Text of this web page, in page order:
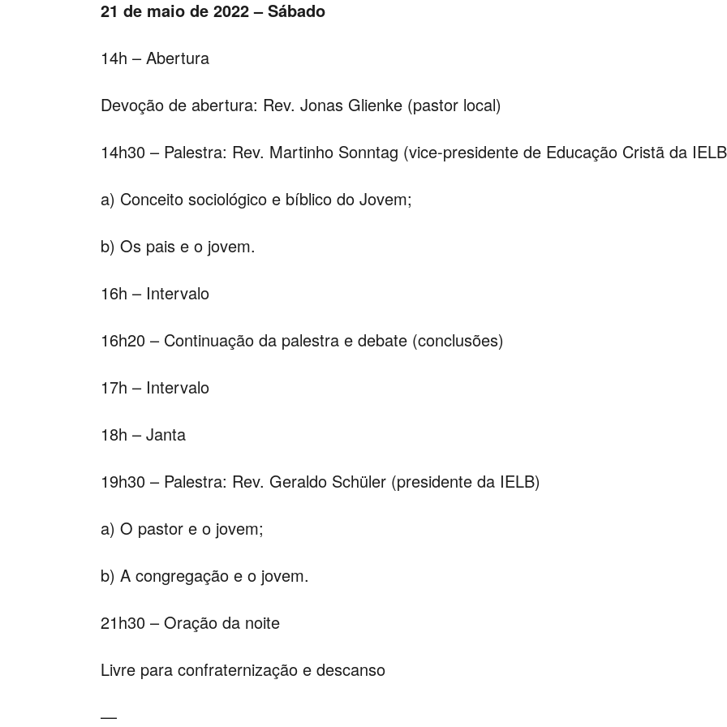
21 de maio de 2022 – Sábado
14h – Abertura
Devoção de abertura: Rev. Jonas Glienke (pastor local)
14h30 – Palestra: Rev. Martinho Sonntag (vice-presidente de Educação Cristã da
a) Conceito sociológico e bíblico do Jovem;
b) Os pais e o jovem.
16h – Intervalo
16h20 – Continuação da palestra e debate (conclusões)
17h – Intervalo
18h – Janta
19h30 – Palestra: Rev. Geraldo Schüler (presidente da IELB)
a) O pastor e o jovem;
b) A congregação e o jovem.
21h30 – Oração da noite
Livre para confraternização e descanso
—